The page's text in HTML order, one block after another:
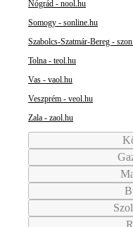
Nógrád - nool.hu
Somogy - sonline.hu
Szabolcs-Szatmár-Bereg -
Tolna - teol.hu
Vas - vaol.hu
Veszprém - veol.hu
Zala - zaol.hu